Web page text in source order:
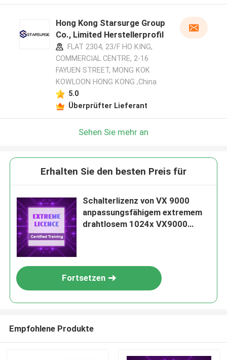
Hong Kong Starsurge Group
Co., Limited Herstellerprofil
FLAT 2304, 23/F HO KING,
COMMERCIAL CENTRE, 2-16
FAYUEN STREET, MONG KOK
KOWLOON HONG KONG ,China
5.0
Überprüfter Lieferant
Sehen Sie mehr an
Erhalten Sie den besten Preis für
Schalterlizenz von VX 9000
anpassungsfähigem extremem
drahtlosem 1024x VX9000
Fortsetzen
Empfohlene Produkte